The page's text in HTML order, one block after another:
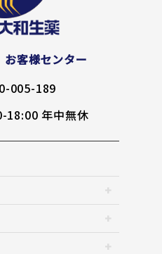
客様センター
005-189
18:00 年中無休